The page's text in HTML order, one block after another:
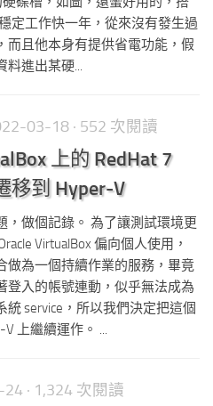
定工作快一年，從來沒有發生過
而且他本身有提供省電功能，假
料進出某硬...
03-18 · 552 次閱讀
上的 RedHat 7
移到 Hyper-V
，做個記錄。 為了讓測試環境更
VirtualBox 偏向個人使用，
做為一個持續作業的服務，畢竟
登入的帳號連動，似乎無法成為
統 service，所以我們決定把這個
上繼續運作。 ...
24 · 1,324 次閱讀